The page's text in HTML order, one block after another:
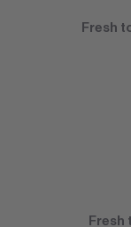
Fresh
Fresh